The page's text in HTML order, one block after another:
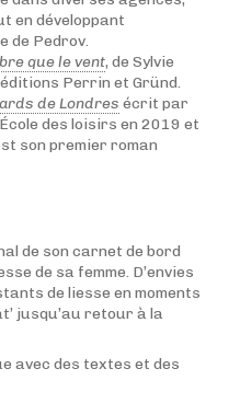
en développant
de Pedrov.
que le vent, de Sylvie
Perrin et Gründ.
de Londres écrit par
des loisirs en 2019 et
son premier roman
de son carnet de bord
de sa femme. D’envies
de liesse en moments
jusqu’au retour à la
avec des textes et des